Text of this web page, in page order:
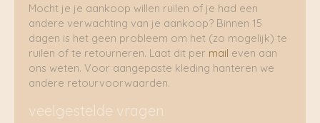
Mocht je je aankoop willen ruilen of je had een
andere verwachting van je aankoop? Binnen 15
dagen is het geen probleem om het (zo mogelijk) te
ruilen of te retourneren. Laat dit per mail even aan
ons weten. Voor aangepaste kleding hanteren we
andere retourvoorwaarden.
veelgestelde vragen